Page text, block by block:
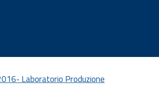
Laboratorio Produzione